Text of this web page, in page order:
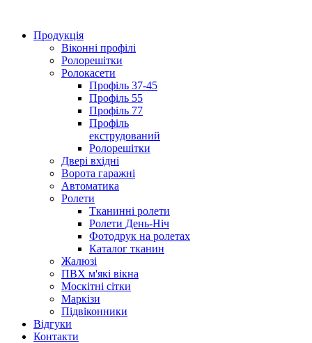
Продукція
Віконні профілі
Ролорешітки
Ролокасети
Профіль 37-45
Профіль 55
Профіль 77
Профіль
екструдований
Ролорешітки
Двері вхідні
Ворота гаражні
Автоматика
Ролети
Тканинні ролети
Ролети День-Ніч
Фотодрук на ролетах
Каталог тканин
Жалюзі
ПВХ м'які вікна
Москітні сітки
Маркізи
Підвіконники
Відгуки
Контакти